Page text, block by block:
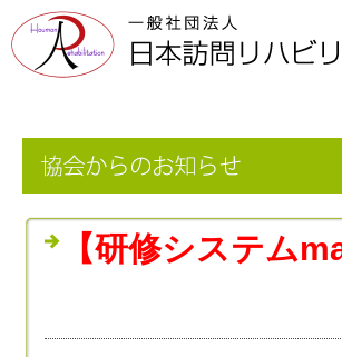
【研修システム